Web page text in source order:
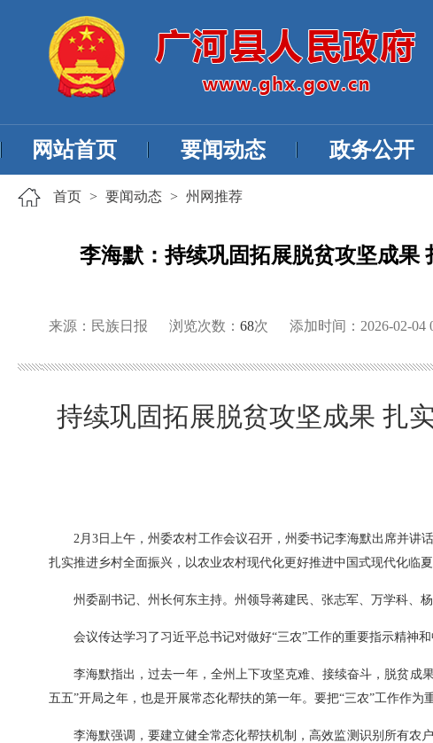
网站首页 要闻动态 政务公开
首页 > 要闻动态 > 州网推荐
李海默：持续巩固拓展脱贫攻坚成果
来源：民族日报 浏览次数： 68次 添加时间：2026-02-04
持续巩固拓展脱贫攻坚成果 扎
2月3日上午，州委农村工作会议召开，州委书记李海默出席并讲
扎实推进乡村全面振兴，以农业农村现代化更好推进中国式现代化临夏
州委副书记、州长何东主持。州领导蒋建民、张志军、万学科、
会议传达学习了习近平总书记对做好“三农”工作的重要指示精神
李海默指出，过去一年，全州上下攻坚克难、接续奋斗，脱贫成
五五”开局之年，也是开展常态化帮扶的第一年。要把“三农”工作作
李海默强调，要建立健全常态化帮扶机制，高效监测识别所有农